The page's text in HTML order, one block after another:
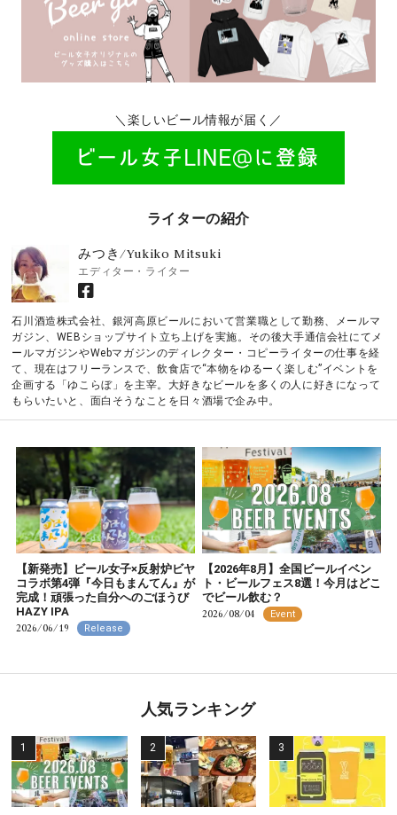
＼楽しいビール情報が届く／
ライターの紹介
みつき/Yukiko Mitsuki
エディター・ライター
石川酒造株式会社、銀河高原ビールにおいて営業職として勤務、メールマ
ガジン、WEBショップサイト立ち上げを実施。その後大手通信会社にてメ
ールマガジンやWebマガジンのディレクター・コピーライターの仕事を経
て、現在はフリーランスで、飲食店で“本物をゆるーく楽しむ”イベントを
企画する「ゆこらぼ」を主宰。大好きなビールを多くの人に好きになって
もらいたいと、面白そうなことを日々酒場で企み中。
【新発売】ビール女子×反射炉ビヤ
コラボ第4弾『今日もまんてん』が
完成！頑張った自分へのごほうび
HAZY IPA
2026/06/19 Release
【2026年8月】全国ビールイベン
ト・ビールフェス8選！今月はどこ
でビール飲む？
2026/08/04 Event
人気ランキング